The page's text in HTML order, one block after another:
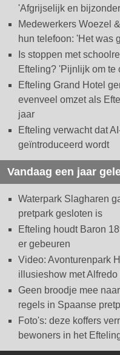
'Afgrijselijk en
Medewerkers Woezel
hun telefoon: 'Het was
Is stoppen met
Efteling? 'Pijnlijk om te
Efteling Grand Hotel
evenveel omzet als
jaar
Efteling verwacht dat
geïntroduceerd wordt
Vandaag een jaar
Waterpark Slagharen
pretpark gesloten is
Efteling houdt Baron
er gebeuren
Video: Avonturenpark
illusieshow met Alfredo
Geen broodje mee
regels in Spaanse
Foto's: deze koffers
bewoners in het